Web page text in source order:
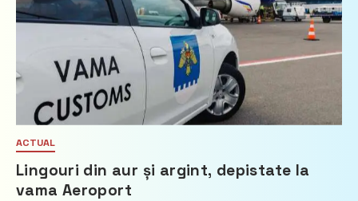
ACTUAL
Lingouri din aur și argint, depistate la
vama Aeroport